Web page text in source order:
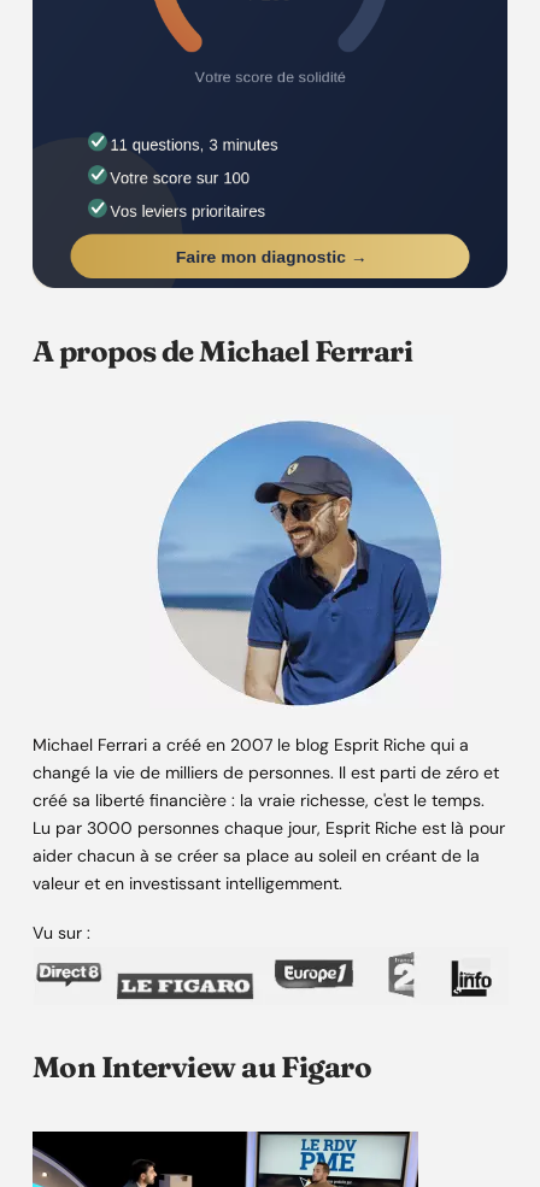
A propos de Michael Ferrari
Michael Ferrari a créé en 2007 le blog Esprit Riche qui a
changé la vie de milliers de personnes. Il est parti de zéro et
créé sa liberté financière : la vraie richesse, c'est le temps.
Lu par 3000 personnes chaque jour, Esprit Riche est là pour
aider chacun à se créer sa place au soleil en créant de la
valeur et en investissant intelligemment.
Vu sur :
Mon Interview au Figaro